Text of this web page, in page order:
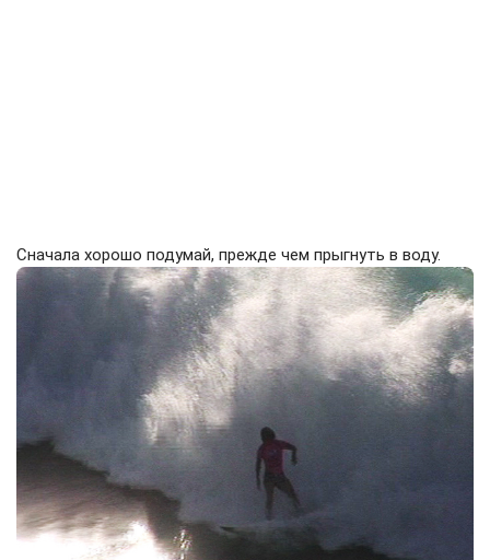
Сначала хорошо подумай, прежде чем прыгнуть в воду.